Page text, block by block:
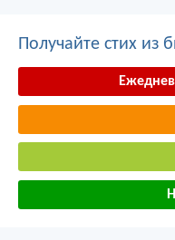
Получайте стих из